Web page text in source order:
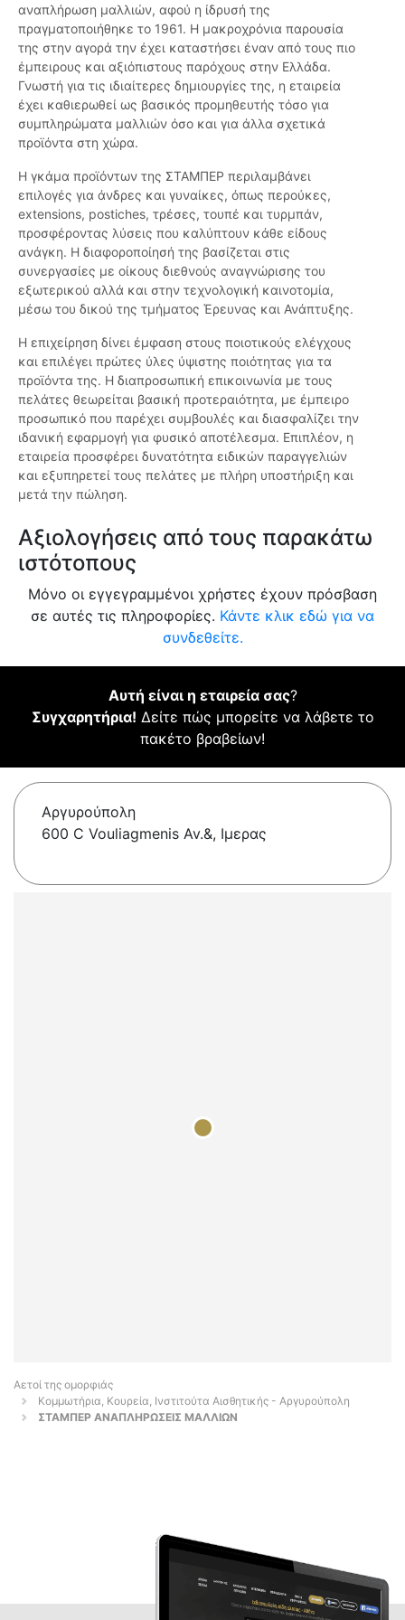
αναπλήρωση μαλλιών, αφού η ίδρυσή της
πραγματοποιήθηκε το 1961. Η μακροχρόνια παρουσία
της στην αγορά την έχει καταστήσει έναν από τους πιο
έμπειρους και αξιόπιστους παρόχους στην Ελλάδα.
Γνωστή για τις ιδιαίτερες δημιουργίες της, η εταιρεία
έχει καθιερωθεί ως βασικός προμηθευτής τόσο για
συμπληρώματα μαλλιών όσο και για άλλα σχετικά
προϊόντα στη χώρα.
Η γκάμα προϊόντων της ΣΤΑΜΠΕΡ περιλαμβάνει
επιλογές για άνδρες και γυναίκες, όπως περούκες,
extensions, postiches, τρέσες, τουπέ και τυρμπάν,
προσφέροντας λύσεις που καλύπτουν κάθε είδους
ανάγκη. Η διαφοροποίησή της βασίζεται στις
συνεργασίες με οίκους διεθνούς αναγνώρισης του
εξωτερικού αλλά και στην τεχνολογική καινοτομία,
μέσω του δικού της τμήματος Έρευνας και Ανάπτυξης.
Η επιχείρηση δίνει έμφαση στους ποιοτικούς ελέγχους
και επιλέγει πρώτες ύλες ύψιστης ποιότητας για τα
προϊόντα της. Η διαπροσωπική επικοινωνία με τους
πελάτες θεωρείται βασική προτεραιότητα, με έμπειρο
προσωπικό που παρέχει συμβουλές και διασφαλίζει την
ιδανική εφαρμογή για φυσικό αποτέλεσμα. Επιπλέον, η
εταιρεία προσφέρει δυνατότητα ειδικών παραγγελιών
και εξυπηρετεί τους πελάτες με πλήρη υποστήριξη και
μετά την πώληση.
Αξιολογήσεις από τους παρακάτω
ιστότοπους
Μόνο οι εγγεγραμμένοι χρήστες έχουν πρόσβαση
σε αυτές τις πληροφορίες. Κάντε κλικ εδώ για να
συνδεθείτε.
Αυτή είναι η εταιρεία σας?
Συγχαρητήρια! Δείτε πώς μπορείτε να λάβετε το
πακέτο βραβείων!
Αργυρούπολη
600 C Vouliagmenis Av.&, Ιμερας
Αετοί της ομορφιάς
Κομμωτήρια, Κουρεία, Ινστιτούτα Αισθητικής - Αργυρούπολη
ΣΤΑΜΠΕΡ ΑΝΑΠΛΗΡΩΣΕΙΣ ΜΑΛΛΙΩΝ